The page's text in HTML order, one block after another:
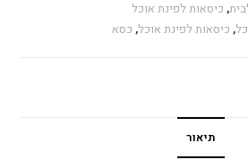
, כיסאות לפינת אוכל
, כיסאות לפינת אוכל, כסא
תיאור